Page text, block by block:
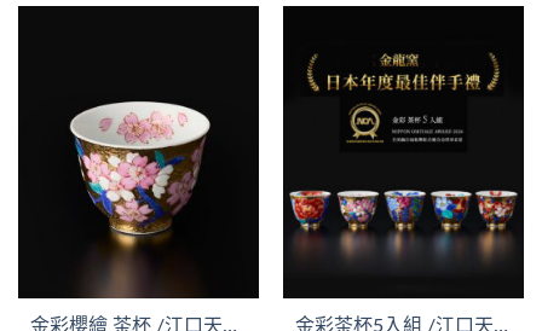
金彩櫻繪 茶杯 /江口天童作品/金龍窯/木盒裝
金彩茶杯5入組 /江口天童作品/金龍窯/木盒裝